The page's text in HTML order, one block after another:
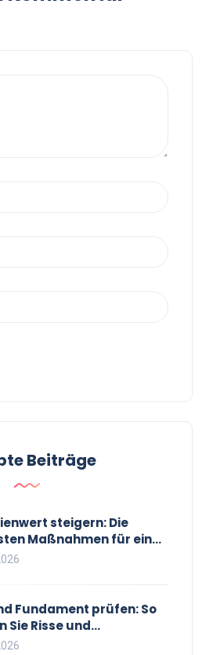
Beiträge
steigern: Die
Maßnahmen für einen
Fundament prüfen: So
Sie Risse und
bei